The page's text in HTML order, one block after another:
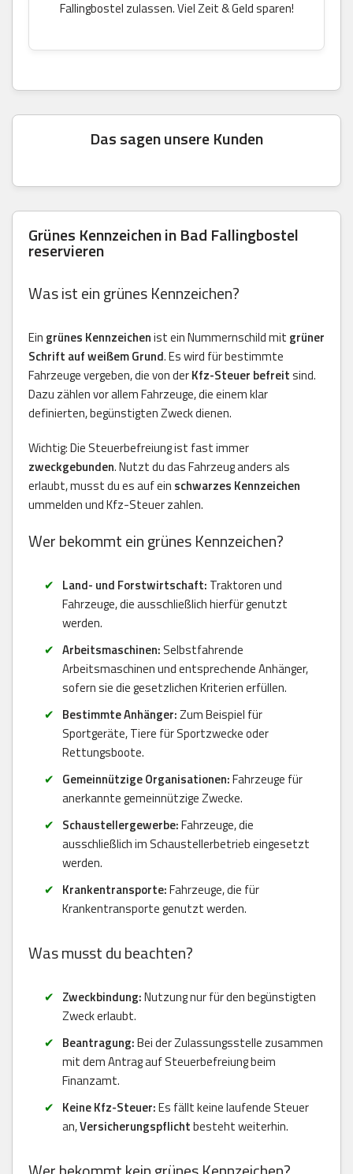
Fallingbostel zulassen. Viel Zeit & Geld sparen!
Das sagen unsere Kunden
Grünes Kennzeichen in Bad Fallingbostel
reservieren
Was ist ein grünes Kennzeichen?
Ein grünes Kennzeichenist ein Nummernschild mit grüner
Schrift auf weißem Grund. Es wird für bestimmte
Fahrzeuge vergeben, die von derKfz-Steuer befreitsind.
Dazu zählen vor allem Fahrzeuge, die einem klar
definierten, begünstigten Zweck dienen.
Wichtig: Die Steuerbefreiung ist fast immer
zweckgebunden. Nutzt du das Fahrzeug anders als
erlaubt, musst du es auf ein schwarzes Kennzeichen
ummelden und Kfz-Steuer zahlen.
Wer bekommt ein grünes Kennzeichen?
Land- und Forstwirtschaft: Traktoren und
Fahrzeuge, die ausschließlich hierfür genutzt
werden.
Arbeitsmaschinen: Selbstfahrende
Arbeitsmaschinen und entsprechende Anhänger,
sofern sie die gesetzlichen Kriterien erfüllen.
Bestimmte Anhänger:Zum Beispiel für
Sportgeräte, Tiere für Sportzwecke oder
Rettungsboote.
Gemeinnützige Organisationen:Fahrzeuge für
anerkannte gemeinnützige Zwecke.
Schaustellergewerbe:Fahrzeuge, die
ausschließlich im Schaustellerbetrieb eingesetzt
werden.
Krankentransporte:Fahrzeuge, die für
Krankentransporte genutzt werden.
Was musst du beachten?
Zweckbindung:Nutzung nur für den begünstigten
Zweck erlaubt.
Beantragung:Bei der Zulassungsstelle zusammen
mit dem Antrag auf Steuerbefreiung beim
Finanzamt.
Keine Kfz-Steuer:Es fällt keine laufende Steuer
an,Versicherungspflichtbesteht weiterhin.